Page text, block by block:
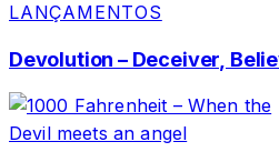
LANÇAMENTOS
Devolution – Deceiver,